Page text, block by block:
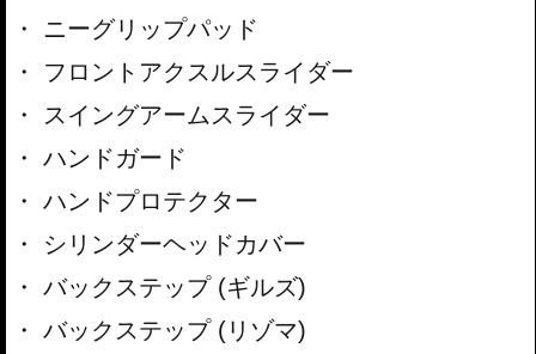
ニーグリップパッド
フロントアクスルスライダー
スイングアームスライダー
ハンドガード
ハンドプロテクター
シリンダーヘッドカバー
バックステップ (ギルズ)
バックステップ (リゾマ)